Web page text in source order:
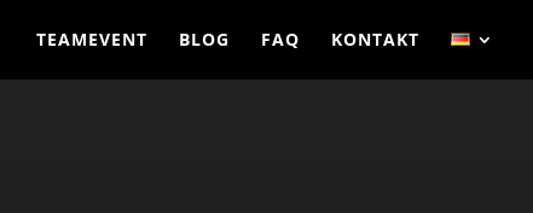
TEAMEVENT BLOG FAQ KONTAKT